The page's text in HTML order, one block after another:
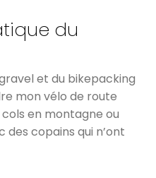
du
et du bikepacking
mon vélo de route
en montagne ou
copains qui n’ont